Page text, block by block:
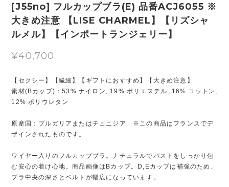
[J55no] フルカップブラ(E) 品番ACJ6055 ※
大きめ注意 【LISE CHARMEL】【リズシャ
ルメル】【インポートランジェリー】
¥40,700
【セクシー】【繊細】【ギフトにおすすめ】【大きめ注意】
素材(Bカップ)：53% ナイロン, 19% ポリエステル, 16% コットン,
12% ポリウレタン
原産国：ブルガリアまたはチュニジア ※この商品はフランスでデ
ザインされたものです。
ワイヤー入りのフルカップブラ。ナチュラルでバストをしっかり包
む安心の着け心地。商品画像はBカップ。D,Eカップは補強のため、
ブラ中央の深さとベルトが幅広になっています。